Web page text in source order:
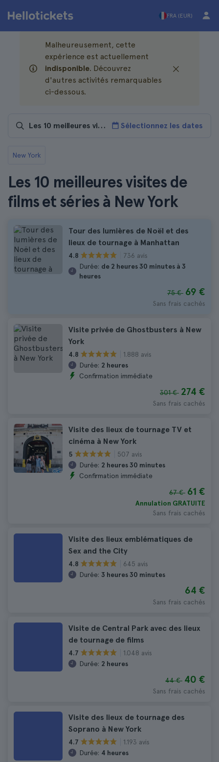
FRA (EUR)
Malheureusement, cette
expérience est actuellement
indisponible. Découvrez
d'autres activités remarquables
ci-dessous.
Sélectionnez les dates
New York
Les 10 meilleures visites de
films et séries à New York
Tour des lumières de Noël et des
lieux de tournage à Manhattan
4.8
736 avis
Durée: de 2 heures 30 minutes à 3
heures
75 € 69 €
Sans frais cachés
Visite privée de Ghostbusters à New
York
4.8
1.888 avis
Durée: 2 heures
Confirmation immédiate
301 € 274 €
Sans frais cachés
Visite des lieux de tournage TV et
cinéma à New York
5
507 avis
Durée: 2 heures 30 minutes
Confirmation immédiate
67 € 61 €
Annulation GRATUITE
Sans frais cachés
Visite des lieux emblématiques de
Sex and the City
4.8
645 avis
Durée: 3 heures 30 minutes
64 €
Sans frais cachés
Visite de Central Park avec des lieux
de tournage de films
4.7
1.048 avis
Durée: 2 heures
44 € 40 €
Sans frais cachés
Visite des lieux de tournage des
Soprano à New York
4.7
1.193 avis
Durée: 4 heures